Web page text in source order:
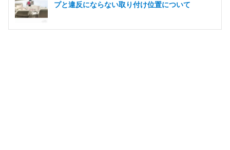
プと違反にならない取り付け位置について